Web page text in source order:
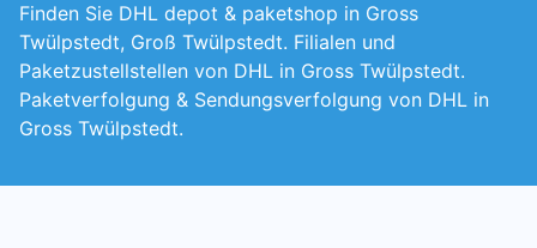
Finden Sie DHL depot & paketshop in Gross
Twülpstedt, Groß Twülpstedt. Filialen und
Paketzustellstellen von DHL in Gross Twülpstedt.
Paketverfolgung & Sendungsverfolgung von DHL in
Gross Twülpstedt.